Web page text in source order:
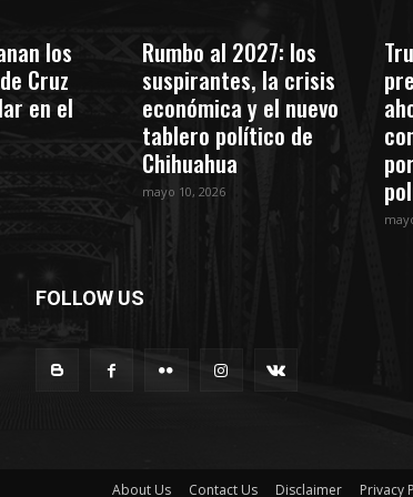
los
Cruz
en el
Rumbo al 2027: los
suspirantes, la crisis
económica y el nuevo
tablero político de
Chihuahua
mayo 10, 2026
FOLLOW US
About Us Contact Us Disclaimer Privacy